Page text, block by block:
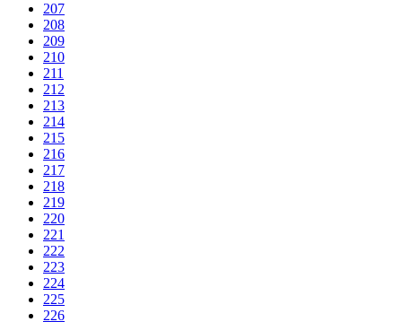
207
208
209
210
211
212
213
214
215
216
217
218
219
220
221
222
223
224
225
226